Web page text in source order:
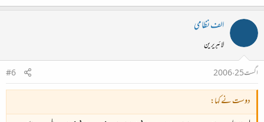
الف نظامی
لائبریرین
اگست 25، 2006
#6
دوست نے کہا: